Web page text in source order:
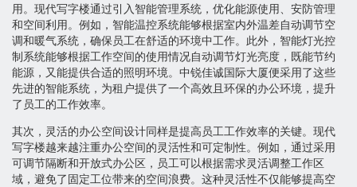
用。现代写字楼通过引入智能管理系统，优化能源使用、安防管理
和空间利用。例如，智能温控系统能够根据室内外温差自动调节空
调和暖气系统，确保员工在舒适的环境中工作。此外，智能灯光控
制系统能够根据工作空间的使用情况自动调节灯光亮度，既能节约
能源，又能提供合适的照明环境。中锐佳诚国际大厦便采用了这些
先进的智能系统，为租户提供了一个高效且环保的办公环境，提升
了员工的工作效率。
其次，灵活的办公空间设计同样是提高员工工作效率的关键。现代
写字楼越来越注重办公空间的灵活性和可定制性。例如，通过采用
可调节隔断和开放式办公区，员工可以根据需求灵活调整工作区
域，避免了固定工位带来的空间浪费。这种灵活性不仅能够提高空